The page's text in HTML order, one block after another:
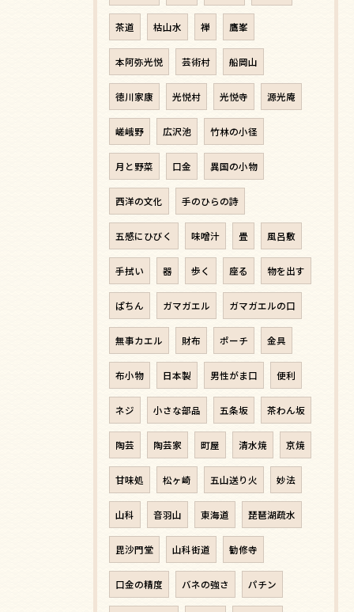
茶道 枯山水 禅 鷹峯
本阿弥光悦 芸術村 船岡山
徳川家康 光悦村 光悦寺 源光庵
嵯峨野 広沢池 竹林の小径
月と野菜 口金 異国の小物
西洋の文化 手のひらの詩
五感にひびく 味噌汁 畳 風呂敷
手拭い 器 歩く 座る 物を出す
ぱちん ガマガエル ガマガエルの口
無事カエル 財布 ポーチ 金具
布小物 日本製 男性がま口 便利
ネジ 小さな部品 五条坂 茶わん坂
陶芸 陶芸家 町屋 清水焼 京焼
甘味処 松ヶ崎 五山送り火 妙法
山科 音羽山 東海道 琵琶湖疏水
毘沙門堂 山科街道 勧修寺
口金の精度 バネの強さ パチン